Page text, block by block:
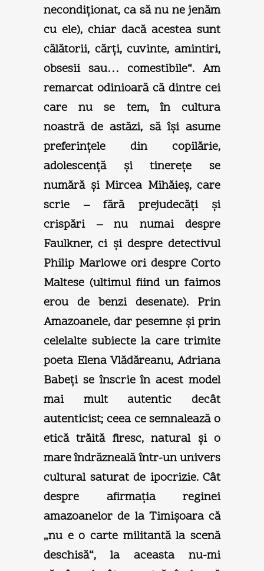
necondiţionat, ca să nu ne jenăm
cu ele), chiar dacă acestea sunt
călătorii, cărţi, cuvinte, amintiri,
obsesii sau… comestibile“. Am
remarcat odinioară că dintre cei
care nu se tem, în cultura
noastră de astăzi, să îşi asume
preferinţele din copilărie,
adolescenţă şi tinereţe se
numără şi Mircea Mihăieş, care
scrie – fără prejudecăţi şi
crispări – nu numai despre
Faulkner, ci şi despre detectivul
Philip Marlowe ori despre Corto
Maltese (ultimul fiind un faimos
erou de benzi desenate). Prin
Amazoanele, dar pesemne şi prin
celelalte subiecte la care trimite
poeta Elena Vlădăreanu, Adriana
Babeţi se înscrie în acest model
mai mult autentic decât
autenticist; ceea ce semnalează o
etică trăită firesc, natural şi o
mare îndrăzneală într-un univers
cultural saturat de ipocrizie. Cât
despre afirmaţia reginei
amazoanelor de la Timişoara că
„nu e o carte militantă la scenă
deschisă“, la aceasta nu-mi